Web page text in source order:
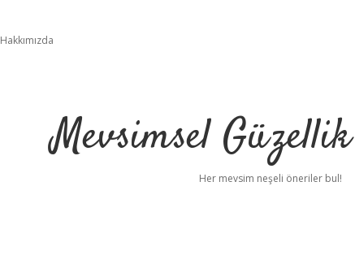
Hakkımızda
Mevsimsel
Her mevsim neşeli öneriler bul!